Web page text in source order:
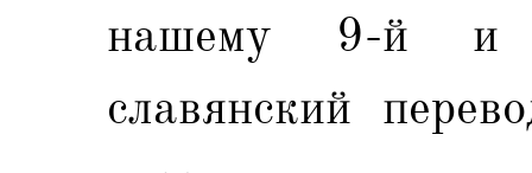
нашему 9-й и
славянский